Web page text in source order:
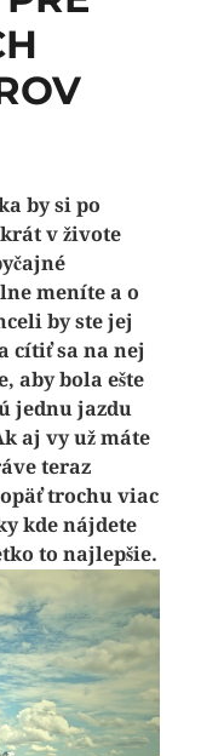
by si po
v živote
meníte a o
by ste jej
cítiť sa na nej
aby bola ešte
jednu jazdu
aj vy už máte
teraz
trochu viac
kde nájdete
to najlepšie.